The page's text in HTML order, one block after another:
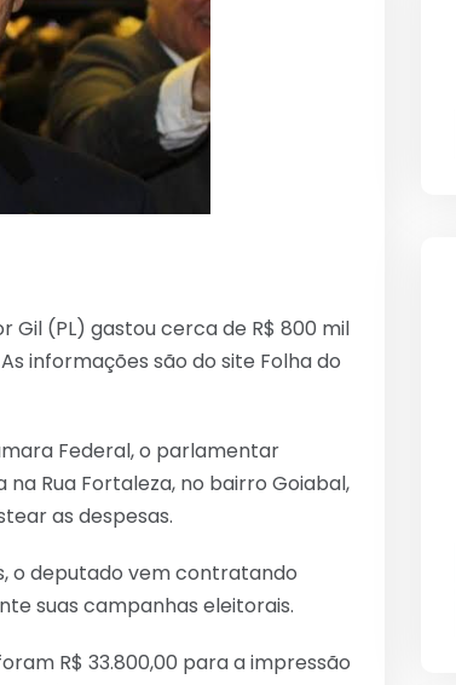
(PL) gastou cerca de R$ 800 mil
informações são do site Folha do
Federal, o parlamentar
Rua Fortaleza, no bairro Goiabal,
as despesas.
o deputado vem contratando
suas campanhas eleitorais.
R$ 33.800,00 para a impressão